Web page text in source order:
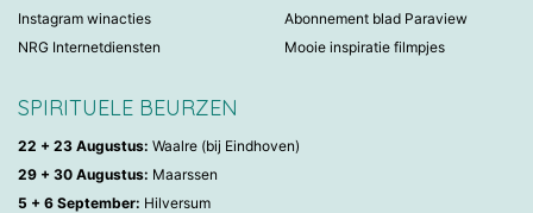
Instagram winacties
NRG Internetdiensten
Abonnement blad Paraview
Mooie inspiratie filmpjes
SPIRITUELE BEURZEN
22 + 23 Augustus: Waalre (bij Eindhoven)
29 + 30 Augustus: Maarssen
5 + 6 September: Hilversum